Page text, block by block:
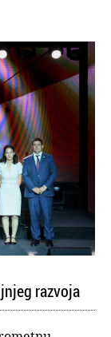
razvoja